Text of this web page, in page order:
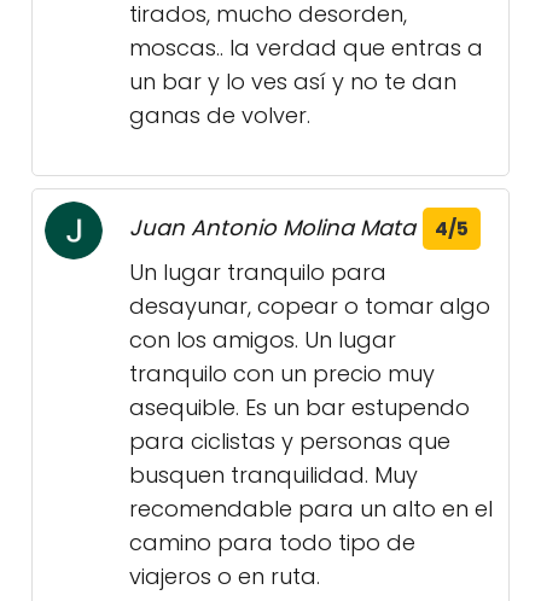
tirados, mucho desorden,
moscas.. la verdad que entras a
un bar y lo ves así y no te dan
ganas de volver.
Juan Antonio Molina Mata 4/5
Un lugar tranquilo para
desayunar, copear o tomar algo
con los amigos. Un lugar
tranquilo con un precio muy
asequible. Es un bar estupendo
para ciclistas y personas que
busquen tranquilidad. Muy
recomendable para un alto en el
camino para todo tipo de
viajeros o en ruta.